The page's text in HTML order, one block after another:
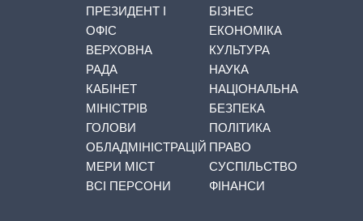
ПРЕЗИДЕНТ І
ОФІС
ВЕРХОВНА
РАДА
КАБІНЕТ
МІНІСТРІВ
ГОЛОВИ
ОБЛАДМІНІСТРАЦІЙ
МЕРИ МІСТ
ВСІ ПЕРСОНИ
БІЗНЕС
ЕКОНОМІКА
КУЛЬТУРА
НАУКА
НАЦІОНАЛЬНА
БЕЗПЕКА
ПОЛІТИКА
ПРАВО
СУСПІЛЬСТВО
ФІНАНСИ